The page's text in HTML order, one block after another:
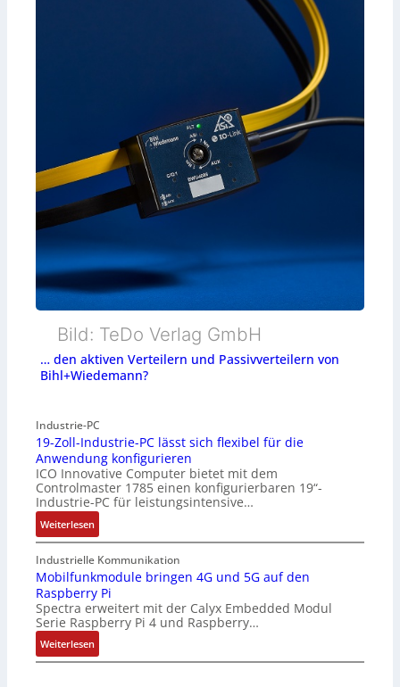
Bild: TeDo Verlag GmbH
… den aktiven Verteilern und Passivverteilern von
Bihl+Wiedemann?
Industrie-PC
19-Zoll-Industrie-PC lässt sich flexibel für die
Anwendung konfigurieren
ICO Innovative Computer bietet mit dem
Controlmaster 1785 einen konfigurierbaren 19“-
Industrie-PC für leistungsintensive…
Weiterlesen:
1
9
-
Z
o
l
l
-
Industrielle Kommunikation
Mobilfunkmodule bringen 4G und 5G auf den
Raspberry Pi
Spectra erweitert mit der Calyx Embedded Modul
Serie Raspberry Pi 4 und Raspberry…
Weiterlesen:
M